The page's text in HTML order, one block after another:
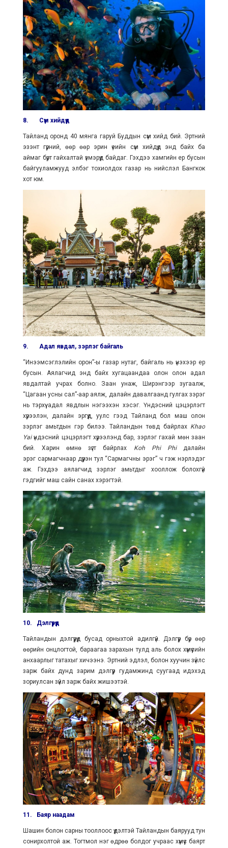
8. Сүм хийдүүд
Тайланд оронд 40 мянга гаруй Буддын сүм хийд бий. Эртний
эзэнт гүрний, өөр өөр эрин үеийн сүм хийдүүд энд байх ба
аймаг бүрт гайхалтай үзмэрүүд байдаг. Гэхдээ хамгийн ер бусын
байгууламжууд элбэг тохиолдох газар нь нийслэл Бангкок
хот юм.
9. Адал явдал, зэрлэг байгаль
“Инээмсэглэлийн орон”-ы газар нутаг, байгаль нь үнэхээр ер
бусын. Аялагчид энд байх хугацаандаа олон олон адал
явдалтай учрах болно. Заан унаж, Ширэнгээр зугаалж,
“Цагаан усны сал”-аар аялж, далайн давалгаанд гулгах зэрэг
нь тэрхүү адал явдлын нэгээхэн хэсэг. Үндэсний цэцэрлэгт
хүрээлэн, далайн эргүүд, уулс гээд Тайланд бол маш олон
зэрлэг амьтдын гэр билээ. Тайландын төвд байрлах Khao
Yaiүндэсний цэцэрлэгт хүрээлэнд бар, зэрлэг гахай мөн заан
бий. Харин өмнө зүгт байрлах Koh Phi Phi далайн
эрэг сармагчнаар дүүрэн тул “Сармагчны эрэг” ч гэж нэрлэдэг
аж. Гэхдээ аялагчид зэрлэг амьтдыг хооллож болохгүй
гэдгийг маш сайн санах хэрэгтэй.
10. Дэлгүүрүүд
Тайландын дэлгүүрүүд бусад орныхтой адилгүй. Дэлгүүр бүр өөр
өөрийн онцлогтой, бараагаа зарахын тулд аль болох хүмүүсийн
анхаарлыг татахыг хичээнэ. Эртний эдлэл, болон хуучин зүйлс
зарж байх дунд зарим дэлгүүр гудамжинд суугаад идэхэд
зориулсан зүйл зарж байх жишээтэй.
11. Баяр наадам
Шашин болон сарны тооллоос үүдэлтэй Тайландын баярууд тун
сонирхолтой аж. Тогтмол нэг өдрөө болдог учраас хүмүүс баярт